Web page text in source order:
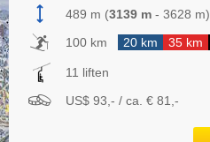
489 m (3139 m - 3628 m)
100 km
20 km 35 km
11 liften
US$ 93,- / ca. € 81,-